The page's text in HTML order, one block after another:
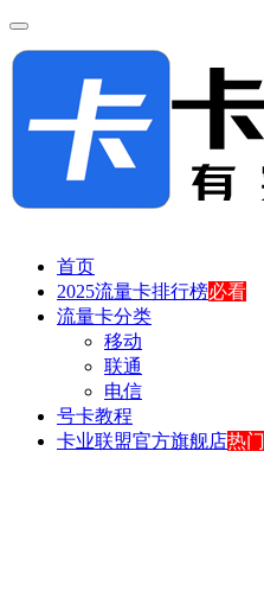
首页
2025流量卡排行榜必看
流量卡分类
移动
联通
电信
号卡教程
卡业联盟官方旗舰店热门